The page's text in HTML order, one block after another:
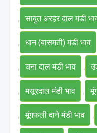
, साबुत अरहर दाल मंडी
, धान (बासमती) मंडी भाव
, चना दाल मंडी भाव ,
, मसूरदाल मंडी भाव ,
, मूंगफली दाने मंडी भाव ,